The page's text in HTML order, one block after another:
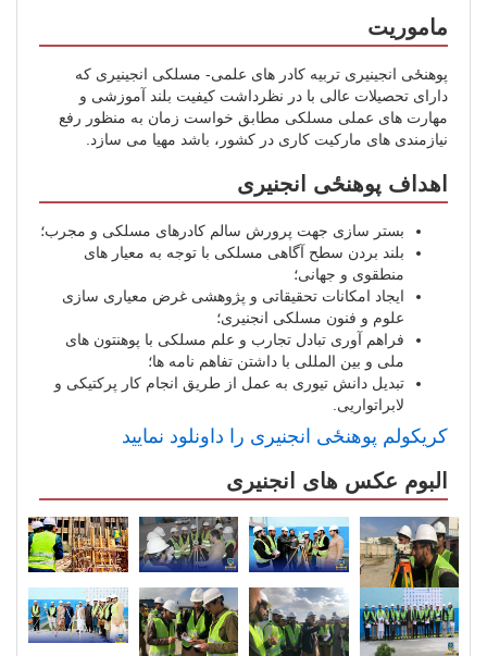
ماموریت
پوهنځی انجینیری تربیه کادر های علمی- مسلکی انجینیری که
دارای تحصیلات عالی با در نظرداشت کیفیت بلند آموزشی و
مهارت های عملی مسلکی مطابق خواست زمان به منظور رفع
نیازمندی های مارکیت کاری در کشور، باشد مهیا می سازد.
اهداف پوهنځی انجنیری
بستر سازی جهت پرورش سالم کادرهای مسلکی و مجرب؛
بلند بردن سطح آگاهی مسلکی با توجه به معیار های
منطقوی و جهانی؛
ایجاد امکانات تحقیقاتی و پژوهشی غرض معیاری سازی
علوم و فنون مسلکی انجنیری؛
فراهم آوری تبادل تجارب و علم مسلکی با پوهنتون های
ملی و بین المللی با داشتن تفاهم نامه ها؛
تبدیل دانش تیوری به عمل از طریق انجام کار پرکتیکی و
لابراتواریی.
کریکولم پوهنځی انجنیری را داونلود نمایید
البوم عکس های انجنیری